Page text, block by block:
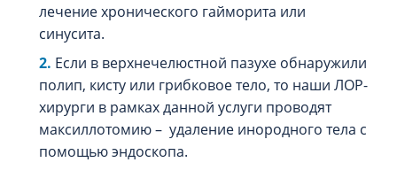
лечение хронического гайморита или
синусита.
Если в верхнечелюстной пазухе обнаружили
полип, кисту или грибковое тело, то наши ЛОР-
хирурги в рамках данной услуги проводят
максиллотомию – удаление инородного тела с
помощью эндоскопа.